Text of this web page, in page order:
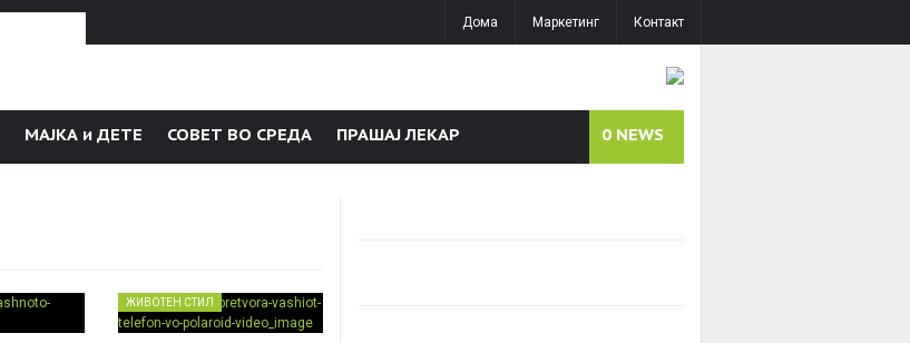
Дома Маркетинг Контакт
МАЈКА и ДЕТЕ СОВЕТ ВО СРЕДА ПРАШАЈ ЛЕКАР 0 NEWS
ЖИВОТЕН СТИЛ